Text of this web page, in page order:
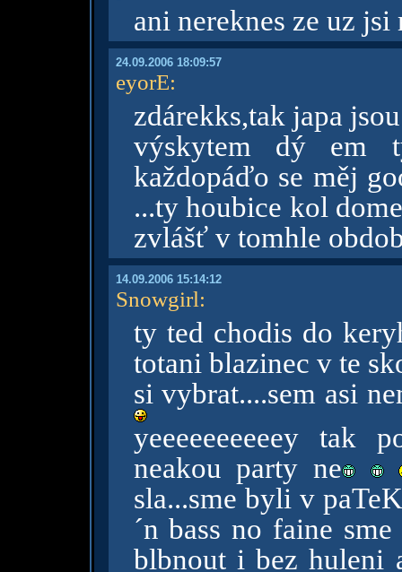
ani nereknes ze uz
24.09.2006 18:09:57
eyorE:
zdárekks,tak japa
výskytem dý em
každopáďo se měj
...ty houbice kol
zvlášť v tomhle
14.09.2006 15:14:12
Snowgirl:
ty ted chodis do
totani blazinec v te
si vybrat....sem asi
yeeeeeeeeeey tak
neakou party ne
sla...sme byli v
´n bass no faine
blbnout i bez huleni